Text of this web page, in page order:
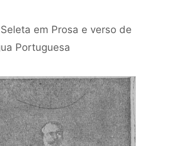
Seleta em Prosa e verso de
Portuguesa